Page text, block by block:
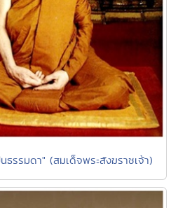
รรมดา" (สมเด็จพระสังฆราชเจ้า)